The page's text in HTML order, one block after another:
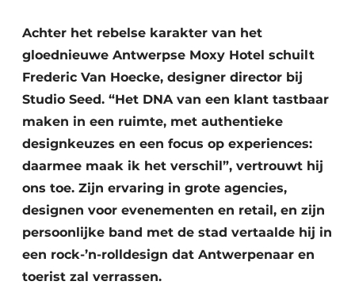
Achter het rebelse karakter van het
gloednieuwe Antwerpse Moxy Hotel schuilt
Frederic Van Hoecke, designer director bij
Studio Seed. “Het DNA van een klant tastbaar
maken in een ruimte, met authentieke
designkeuzes en een focus op experiences:
daarmee maak ik het verschil”, vertrouwt hij
ons toe. Zijn ervaring in grote agencies,
designen voor evenementen en retail, en zijn
persoonlijke band met de stad vertaalde hij in
een rock-’n-rolldesign dat Antwerpenaar en
toerist zal verrassen.